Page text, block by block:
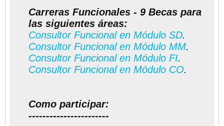
Carreras Funcionales - 9 Becas para
las siguientes áreas:
Consultor Funcional en Módulo SD.
Consultor Funcional en Módulo MM.
Consultor Funcional en Módulo FI.
Consultor Funcional en Módulo CO.
Como participar:
-----------------------